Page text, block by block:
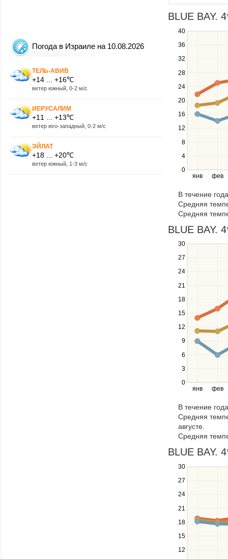
Погода в Израиле на 10.08.2026
ТЕЛЬ-АВИВ
+14 ... +16℃
ветер южный, 0-2 м/с
ИЕРУСАЛИМ
+11 ... +13℃
ветер юго-западный, 0-2 м/с
ЭЙЛАТ
+18 ... +20℃
ветер южный, 1-3 м/с
BLUE BAY.
янв фев
0
4
8
12
16
20
24
28
32
36
40
Use
the
and
down
to
navigate
between
series.
Use
the
and
right
keys
navigate
through
items
in
a
series.
В течение
Средняя
Средняя
BLUE BAY.
янв фев
0
3
6
9
12
15
18
21
24
27
30
Use
the
and
down
to
navigate
between
series.
Use
the
and
right
keys
navigate
through
items
in
a
series.
В течение
Средняя
августе.
Средняя
BLUE BAY.
12
15
18
21
24
27
30
Use
the
and
down
to
navigate
series.